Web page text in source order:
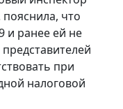
что
и ранее ей не
при
налоговой